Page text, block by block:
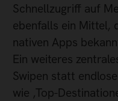
Schnellzugriff auf
ebenfalls ein Mittel,
nativen Apps
Ein weiteres
Swipen statt
wie ‚Top-